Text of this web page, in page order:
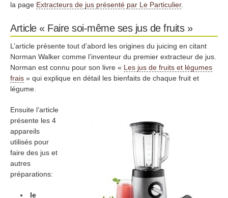
la page Extracteurs de jus présenté par Le Particulier.
Article « Faire soi-même ses jus de fruits »
L’article présente tout d’abord les origines du juicing en citant
Norman Walker comme l’inventeur du premier extracteur de jus.
Norman est connu pour son livre « Les jus de fruits et légumes
frais » qui explique en détail les bienfaits de chaque fruit et
légume.
Ensuite l’article
présente les 4
appareils
utilisés pour
faire des jus et
autres
préparations:
le